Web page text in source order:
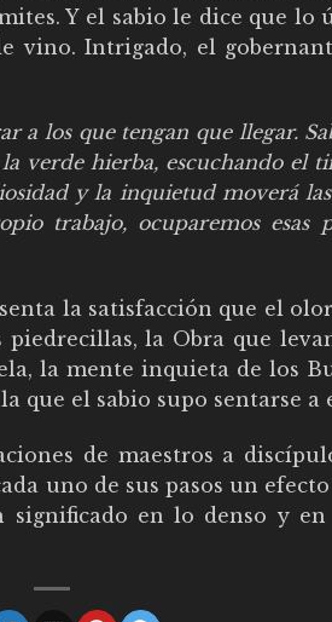
Y el sabio le dice que lo
vino. Intrigado, el
a los que tengan que llegar.
verde hierba, escuchando el
y la inquietud moverá
trabajo, ocuparemos esas
la satisfacción que el
la Obra que
la mente inquieta de los
que el sabio supo sentarse a
de maestros a
uno de sus pasos un
significado en lo denso y